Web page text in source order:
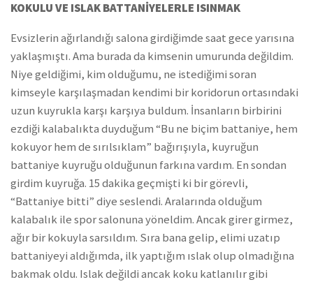
KOKULU VE ISLAK BATTANİYELERLE ISINMAK
Evsizlerin ağırlandığı salona girdiğimde saat gece yarısına
yaklaşmıştı. Ama burada da kimsenin umurunda değildim.
Niye geldiğimi, kim olduğumu, ne istediğimi soran
kimseyle karşılaşmadan kendimi bir koridorun ortasındaki
uzun kuyrukla karşı karşıya buldum. İnsanların birbirini
ezdiği kalabalıkta duyduğum “Bu ne biçim battaniye, hem
kokuyor hem de sırılsıklam” bağırışıyla, kuyruğun
battaniye kuyruğu olduğunun farkına vardım. En sondan
girdim kuyruğa. 15 dakika geçmişti ki bir görevli,
“Battaniye bitti” diye seslendi. Aralarında olduğum
kalabalık ile spor salonuna yöneldim. Ancak girer girmez,
ağır bir kokuyla sarsıldım. Sıra bana gelip, elimi uzatıp
battaniyeyi aldığımda, ilk yaptığım ıslak olup olmadığına
bakmak oldu. Islak değildi ancak koku katlanılır gibi